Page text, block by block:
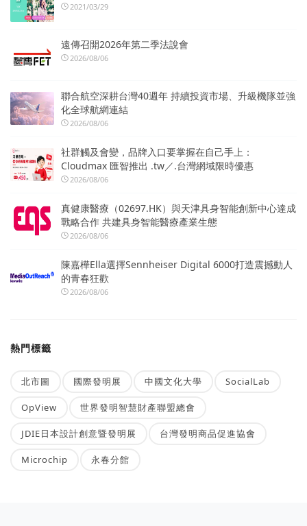
2021/03/29
遠傳召開2026年第二季法說會
2026/08/06
聯合航空深耕台灣40週年 持續投資市場、升級機隊並強
化全球航網連結
2026/08/06
社群觸及會變，品牌入口要掌握在自己手上：
Cloudmax 匯智推出 .tw／.台灣網域限時優惠
2026/08/06
真健康醫療（02697.HK）與天津具身智能創新中心達成
戰略合作 共建具身智能醫療產業生態
2026/08/06
陳嘉樺Ella選擇Sennheiser Digital 6000打造震撼動人
的青春狂歡
2026/08/06
熱門標籤
北市圖 國際發明展 中國文化大學 SocialLab
OpView 世界發明智慧財產聯盟總會
JDIE日本設計創意暨發明展 台灣發明商品促進協會
Microchip 永春分館